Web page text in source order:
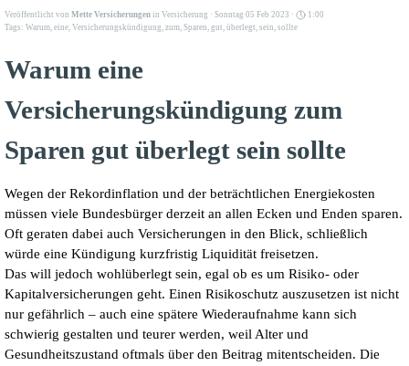
Veröffentlicht von Mette Versicherungen in Versicherung · Sonntag 05 Feb 2023 ·
1:00
Tags: Warum, eine, Versicherungskündigung, zum, Sparen, gut, überlegt, sein, sollte
Warum eine
Versicherungskündigung zum
Sparen gut überlegt sein sollte
Wegen der Rekordinflation und der beträchtlichen Energiekosten
müssen viele Bundesbürger derzeit an allen Ecken und Enden sparen.
Oft geraten dabei auch Versicherungen in den Blick, schließlich
würde eine Kündigung kurzfristig Liquidität freisetzen.
Das will jedoch wohlüberlegt sein, egal ob es um Risiko- oder
Kapitalversicherungen geht. Einen Risikoschutz auszusetzen ist nicht
nur gefährlich – auch eine spätere Wiederaufnahme kann sich
schwierig gestalten und teurer werden, weil Alter und
Gesundheitszustand oftmals über den Beitrag mitentscheiden. Die